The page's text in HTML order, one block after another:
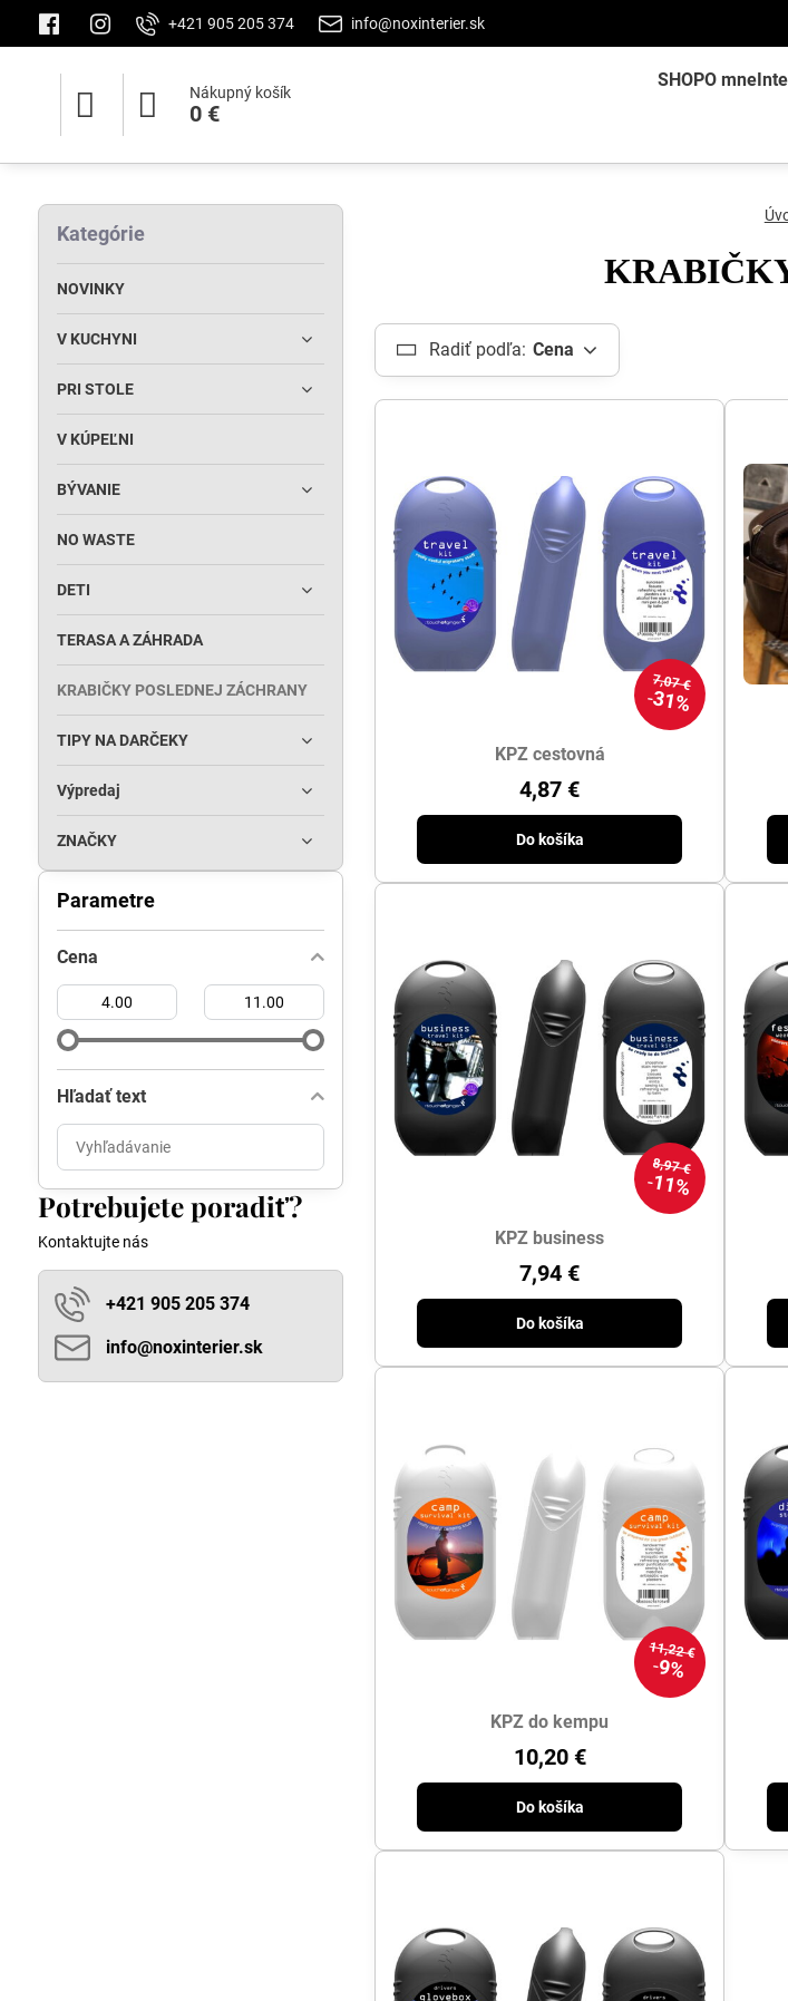
+421 905 205 374 info@noxinterier.sk
Nákupný košík
0 €
SHOPO mne
Radiť podľa: Cena
7,07 €
31%
KPZ cestovná
4,87 €
Do košíka
8,97 €
11%
KPZ business
7,94 €
Do košíka
11,22 €
9%
KPZ do kempu
10,20 €
Do košíka
Parametre
Cena
Od:
Do:
Hľadať text
Prehľadať
výsledky
filtra
fulltextom
Potrebujete poradiť?
Kontaktujte nás
+421 905 205 374
info​@noxinterier​.sk
Kategórie
NOVINKY
V KUCHYNI
PRI STOLE
V KÚPEĽNI
BÝVANIE
NO WASTE
DETI
TERASA A ZÁHRADA
KRABIČKY POSLEDNEJ ZÁCHRANY
TIPY NA DARČEKY
Výpredaj
ZNAČKY